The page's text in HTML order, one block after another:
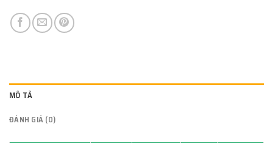
MÔ TẢ
ĐÁNH GIÁ (0)